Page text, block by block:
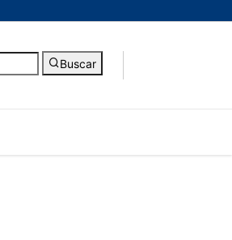
Buscar